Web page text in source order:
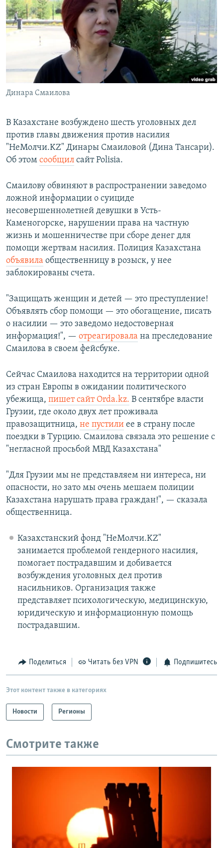
РАСПИСАНИЕ ВЕЩАНИЯ
ПОДПИШИТЕСЬ НА РАССЫЛКУ
СОЦИАЛЬНЫЕ СЕТИ
Все сайты РСЕ/РС
Динара Смаилова
В Казахстане возбуждено шесть уголовных дел
против главы движения против насилия
"НеМолчи.KZ" Динары Смаиловой (Дина Тансари).
Об этом сообщил сайт Polisia.
Смаилову обвиняют в распространении заведомо
ложной информации о суициде
несовершеннолетней девушки в Усть-
Каменогорске, нарушении права на частную
жизнь и мошенничестве при сборе денег для
помощи жертвам насилия. Полиция Казахстана
объявила общественницу в розыск, у нее
заблокированы счета.
"Защищать женщин и детей — это преступление!
Объявлять сбор помощи — это обогащение, писать
о насилии — это заведомо недостоверная
информация!", — отреагировала на преследование
Смаилова в своем фейсбуке.
Сейчас Смаилова находится на территории одной
из стран Европы в ожидании политического
убежища, пишет сайт Orda.kz. В сентябре власти
Грузии, где около двух лет проживала
правозащитница, не пустили ее в страну после
поездки в Турцию. Смаилова связала это решение с
"негласной просьбой МВД Казахстана"
"Для Грузии мы не представляем ни интереса, ни
опасности, но зато мы очень мешаем полиции
Казахстана нарушать права граждан!", — сказала
общественница.
Казахстанский фонд "НеМолчи.KZ"
занимается проблемой гендерного насилия,
помогает пострадавшим и добивается
возбуждения уголовных дел против
насильников. Организация также
представляет психологическую, медицинскую,
юридическую и информационную помощь
пострадавшим.
Поделиться Читать без VPN Подпишитесь
Этот контент также в категориях
Новости Регионы
Смотрите также